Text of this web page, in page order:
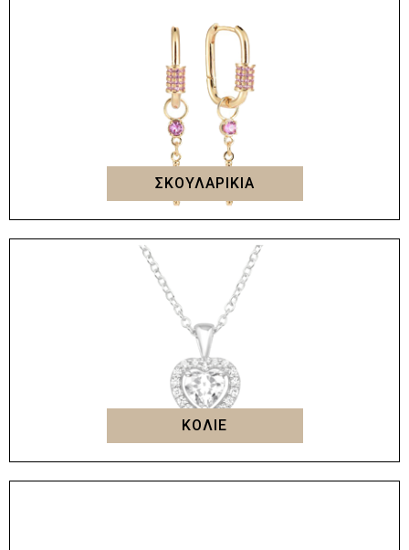
ΣΚΟΥΛΑΡΙΚΙΑ
ΚΟΛΙΕ